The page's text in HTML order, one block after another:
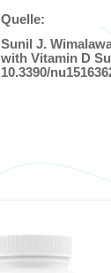
Quelle:
Sunil J.
with Vitamin D
10.3390/